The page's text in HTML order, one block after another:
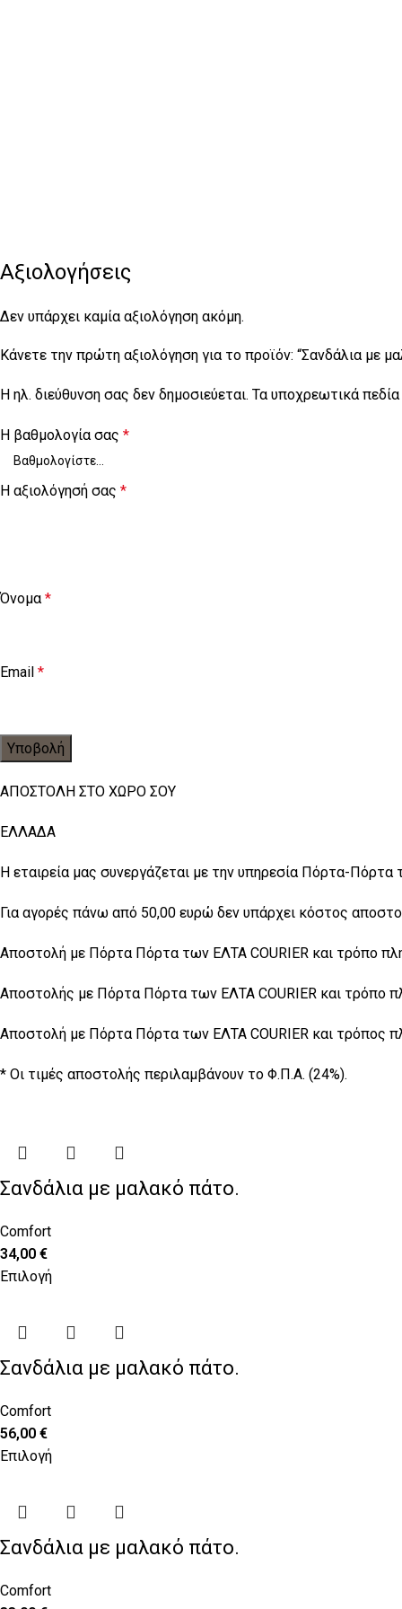
Αξιολογήσεις
Δεν υπάρχει καμία αξιολόγηση ακόμη.
Κάνετε την πρώτη αξιολόγηση για το προϊόν: “Σανδάλια με
Η ηλ. διεύθυνση σας δεν δημοσιεύεται. Τα υποχρεωτικά
Η βαθμολογία σας *
Η αξιολόγησή σας *
Όνομα*
Email *
ΑΠΟΣΤΟΛΗ ΣΤΟ ΧΩΡΟ ΣΟΥ
ΕΛΛΑΔΑ
Η εταιρεία μας συνεργάζεται με την υπηρεσία Πόρτα-
Για αγορές πάνω από 50,00 ευρώ δεν υπάρχει κόστος
Αποστολή με Πόρτα Πόρτα των ΕΛΤΑ COURIER και τρόπο
Αποστολής με Πόρτα Πόρτα των ΕΛTA COURIER και τρόπο
Αποστολή με Πόρτα Πόρτα των ΕΛΤΑ COURIER και τρόπος
* Οι τιμές αποστολής περιλαμβάνουν το Φ.Π.Α. (24%).
Σανδάλια με μαλακό πάτο.
Comfort
34,00 €
Επιλογή
Σανδάλια με μαλακό πάτο.
Comfort
56,00 €
Επιλογή
Σανδάλια με μαλακό πάτο.
Comfort